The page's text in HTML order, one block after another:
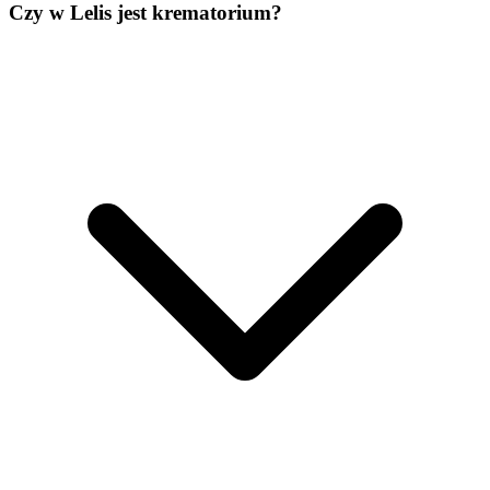
Czy w Lelis jest krematorium?